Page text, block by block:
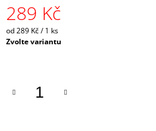
289 Kč
Měrná
cena:
od 289 Kč / 1 ks
Zvolte variantu